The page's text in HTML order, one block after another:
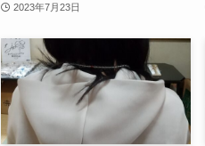
2023年7月23日